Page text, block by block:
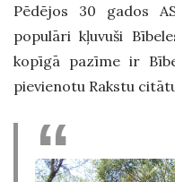
Pēdējos 30 gados
populāri kļuvuši
kopīgā pazīme ir
pievienotu Rakstu